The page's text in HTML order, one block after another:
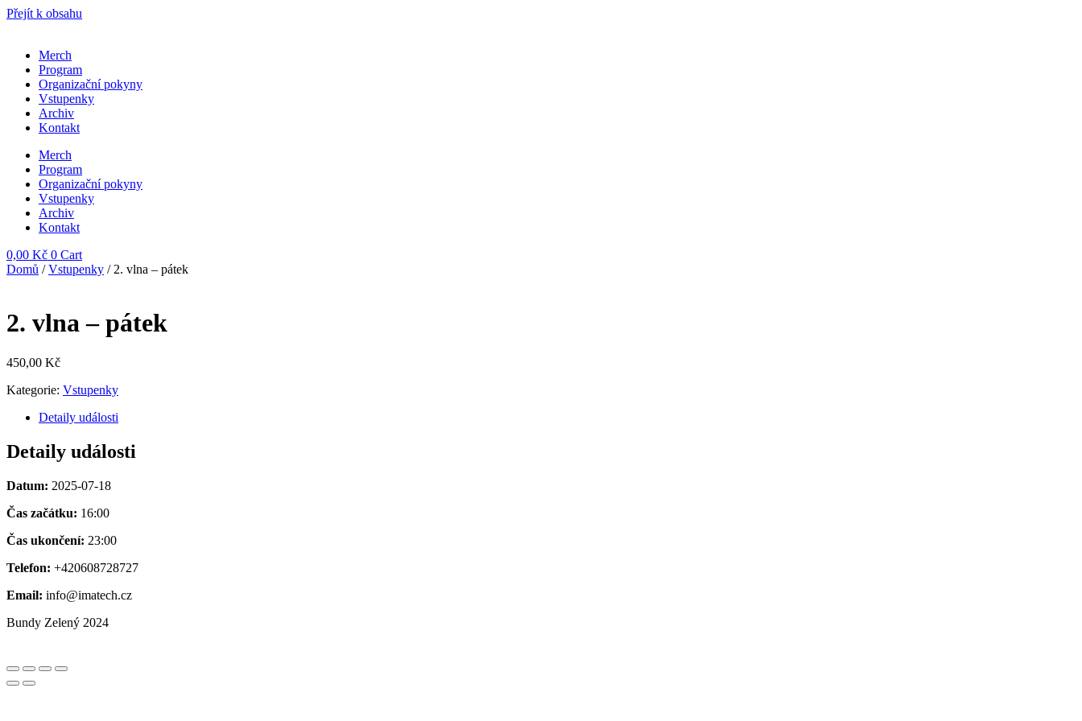
Přejít k obsahu
Merch
Program
Organizační pokyny
Vstupenky
Archiv
Kontakt
Merch
Program
Organizační pokyny
Vstupenky
Archiv
Kontakt
0,00 Kč 0 Cart
Domů /Vstupenky / 2. vlna – pátek
2. vlna – pátek
450,00 Kč
Kategorie: Vstupenky
Detaily události
Detaily události
Datum: 2025-07-18
Čas začátku: 16:00
Čas ukončení: 23:00
Telefon: +420608728727
Email: info@imatech.cz
Bundy Zelený 2024